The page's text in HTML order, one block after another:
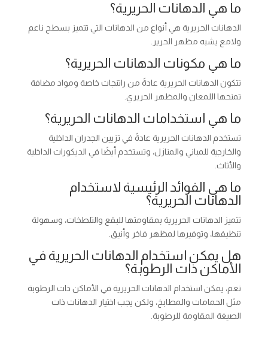
ما هي الدهانات الحريرية؟
الدهانات الحريرية هي أنواع من الدهانات التي تتميز بسطح ناعم
ولامع يشبه مظهر الحرير.
ما هي مكونات الدهانات الحريرية؟
تتكون الدهانات الحريرية عادةً من راتنجات خاصة ومواد مضافة
تمنحها اللمعان والمظهر الحريري.
ما هي استخدامات الدهانات الحريرية؟
تستخدم الدهانات الحريرية عادةً في تزيين الجدران الداخلية
والخارجية للمباني والمنازل، وتستخدم أيضًا في الديكورات الداخلية
والأثاث.
ما هي الفوائد الرئيسية لاستخدام
الدهانات الحريرية؟
تتميز الدهانات الحريرية بمقاومتها للبقع والتلطخات، وسهولة
تنظيفها، وتوفيرها لمظهر فاخر وأنيق.
هل يمكن استخدام الدهانات الحريرية في
الأماكن ذات الرطوبة؟
نعم، يمكن استخدام الدهانات الحريرية في الأماكن ذات الرطوبة
مثل الحمامات والمطابخ، ولكن يجب اختيار الدهانات ذات
الصيغة المقاومة للرطوبة.